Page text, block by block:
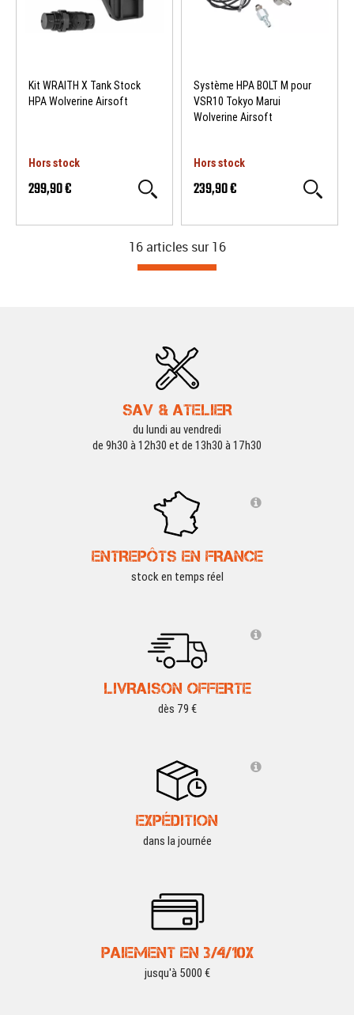
Kit WRAITH X Tank Stock
HPA Wolverine Airsoft
Hors stock
299,90 €
Système HPA BOLT M pour
VSR10 Tokyo Marui
Wolverine Airsoft
Hors stock
239,90 €
16 articles sur 16
SAV & ATELIER
du lundi au vendredi
de 9h30 à 12h30 et de 13h30 à 17h30
ENTREPÔTS EN FRANCE
stock en temps réel
LIVRAISON OFFERTE
dès 79 €
EXPÉDITION
dans la journée
PAIEMENT EN 3/4/10X
jusqu'à 5000 €